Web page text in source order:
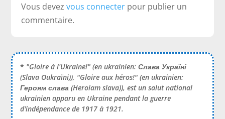
Vous devezvous connecter pour publier un
commentaire.
* "Gloire à l'Ukraine!" (en ukrainien:Слава Україні
(Slava Oukraïni)), "Gloire aux héros!" (en ukrainien:
Героям слава (Heroiam slava)), est un salut national
ukrainien apparu en Ukraine pendant la guerre
d'indépendance de 1917 à 1921.